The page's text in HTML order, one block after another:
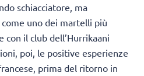
schiacciatore, ma
uno dei martelli più
il club dell’Hurrikaani
poi, le positive esperienze
prima del ritorno in